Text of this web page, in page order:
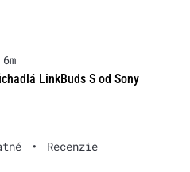
6m
LinkBuds S od Sony
• Recenzie